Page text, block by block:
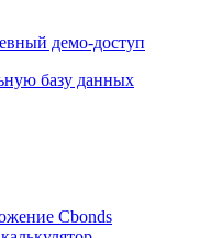
демо-доступ
базу данных
Cbonds